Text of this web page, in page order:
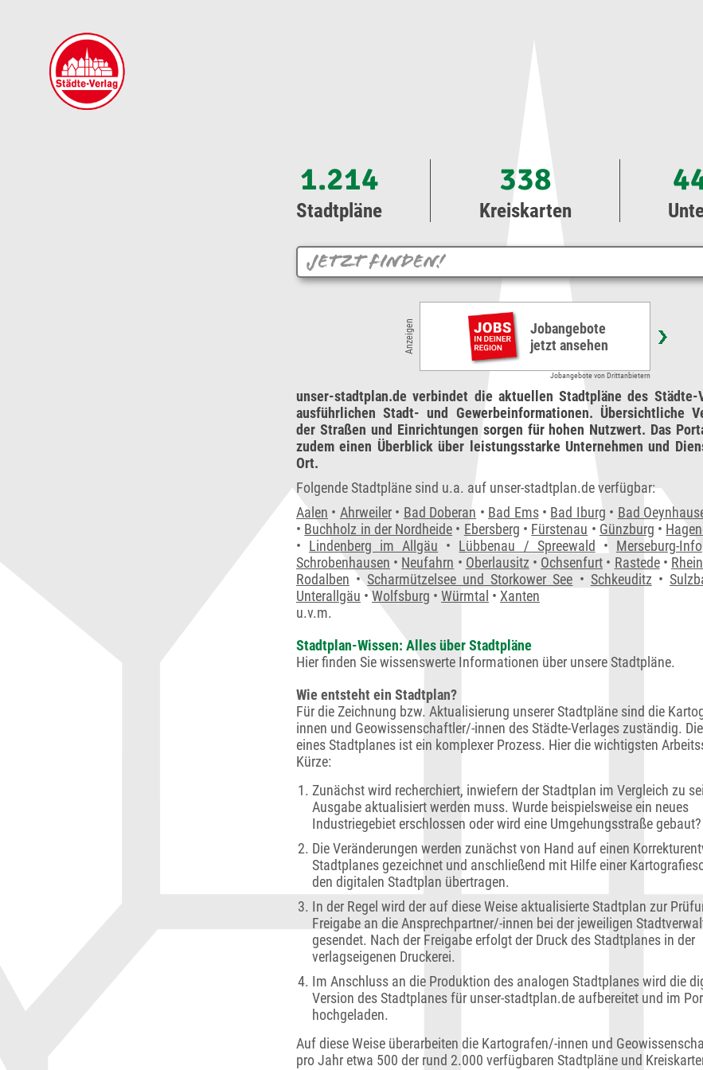
1.214
Stadtpläne
338
Kreiskarten
Anzeigen
Arbeiten im Herzen von Bernau bei Berlin: Unsere
Steuerkanzlei sucht Verstärkung!
ETL Freund & Partner GmbH
Steuerberatungsgesellschaft & Co.Bernau KG • Bernau bei Berlin
Jobangebote von Drittanbietern
unser-stadtplan.de verbindet die aktuellen Stadtpläne des Städte-
ausführlichen Stadt- und Gewerbeinformationen. Übersichtliche
der Straßen und Einrichtungen sorgen für hohen Nutzwert. Das
zudem einen Überblick über leistungsstarke Unternehmen und
Ort.
Folgende Stadtpläne sind u.a. auf unser-stadtplan.de verfügbar:
Aalen • Ahrweiler• Bad Doberan • Bad Ems• Bad Iburg • Bad
• Buchholz in der Nordheide • Ebersberg • Fürstenau • Günzburg •
• Lindenberg im Allgäu • Lübbenau / Spreewald • Merseburg-Info
Schrobenhausen • Neufahrn • Oberlausitz • Ochsenfurt • Rastede•
Rodalben •Scharmützelsee und Storkower See • Schkeuditz •
Unterallgäu • Wolfsburg • Würmtal • Xanten
u.v.m.
Stadtplan-Wissen: Alles über Stadtpläne
Hier finden Sie wissenswerte Informationen über unsere Stadtpläne.
Wie entsteht ein Stadtplan?
Für die Zeichnung bzw. Aktualisierung unserer Stadtpläne sind die
innen und Geowissenschaftler/-innen des Städte-Verlages zuständig.
eines Stadtplanes ist ein komplexer Prozess. Hier die wichtigsten
Kürze:
Zunächst wird recherchiert, inwiefern der Stadtplan im Vergleich zu
Ausgabe aktualisiert werden muss. Wurde beispielsweise ein neues
Industriegebiet erschlossen oder wird eine Umgehungsstraße gebaut?
Die Veränderungen werden zunächst von Hand auf einen
Stadtplanes gezeichnet und anschließend mit Hilfe einer
den digitalen Stadtplan übertragen.
In der Regel wird der auf diese Weise aktualisierte Stadtplan zur
Freigabe an die Ansprechpartner/-innen bei der jeweiligen
gesendet. Nach der Freigabe erfolgt der Druck des Stadtplanes in der
verlagseigenen Druckerei.
Im Anschluss an die Produktion des analogen Stadtplanes wird die
Version des Stadtplanes für unser-stadtplan.de aufbereitet und im
hochgeladen.
Auf diese Weise überarbeiten die Kartografen/-innen und
pro Jahr etwa 500 der rund 2.000 verfügbaren Stadtpläne und